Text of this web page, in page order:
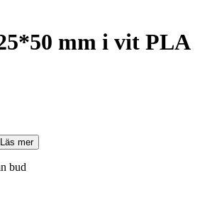
mm i vit PLA
Läs mer
bud